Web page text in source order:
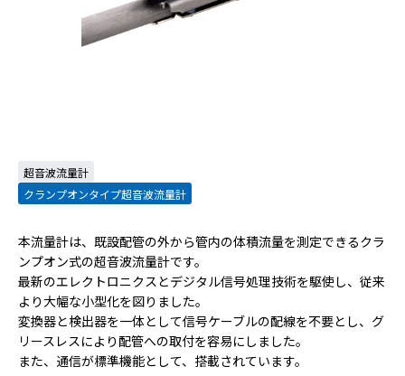
超音波流量計
クランプオンタイプ超音波流量計
本流量計は、既設配管の外から管内の体積流量を測定できるクラ
ンプオン式の超音波流量計です。
最新のエレクトロニクスとデジタル信号処理技術を駆使し、従来
より大幅な小型化を図りました。
変換器と検出器を一体として信号ケーブルの配線を不要とし、グ
リースレスにより配管への取付を容易にしました。
また、通信が標準機能として、搭載されています。